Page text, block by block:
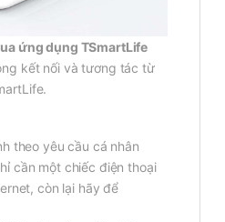
ứng dụng TSmartLife
kết nối và tương tác từ
theo yêu cầu cá nhân
cần một chiếc điện thoại
còn lại hãy để